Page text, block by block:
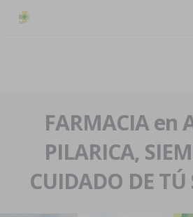
La farmacia
Nuestra historia
Nuestro equipo
Eventos
Servicios y reservas
Pedidos express
FARMACIA en
PILARICA,
CUIDADO DE